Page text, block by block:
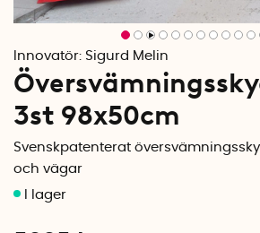
Innovatör: Sigurd Melin
3st 98x50cm
Svenskpatenterat
och vägar